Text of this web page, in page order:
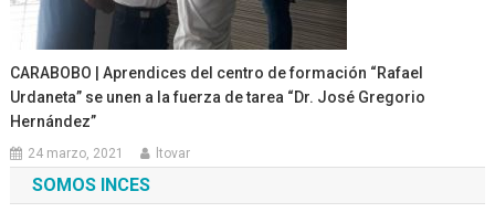
CARABOBO | Aprendices del centro de formación “Rafael
Urdaneta” se unen a la fuerza de tarea “Dr. José Gregorio
Hernández”
24 marzo, 2021 ltovar
SOMOS INCES